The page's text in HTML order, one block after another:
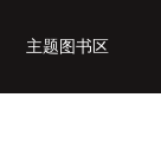
主题图书区